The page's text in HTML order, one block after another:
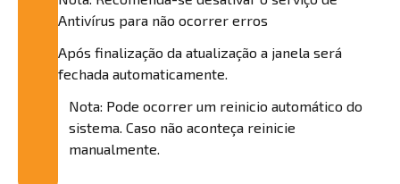
Antivírus para não ocorrer erros
Após finalização da atualização a janela será
fechada automaticamente.
Nota: Pode ocorrer um reinicio automático do
sistema. Caso não aconteça reinicie
manualmente.